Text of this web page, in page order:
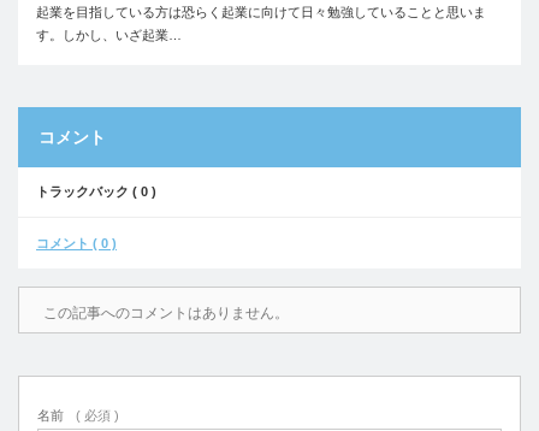
起業を目指している方は恐らく起業に向けて日々勉強していることと思いま
す。しかし、いざ起業…
コメント
トラックバック ( 0 )
コメント ( 0 )
この記事へのコメントはありません。
名前 ( 必須 )